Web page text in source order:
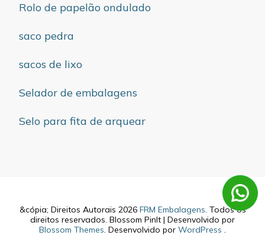
Rolo de papelão ondulado
saco pedra
sacos de lixo
Selador de embalagens
Selo para fita de arquear
&cópia; Direitos Autorais 2026 FRM Embalagens. Todos os
direitos reservados. Blossom PinIt | Desenvolvido por
Blossom Themes. Desenvolvido por WordPress .